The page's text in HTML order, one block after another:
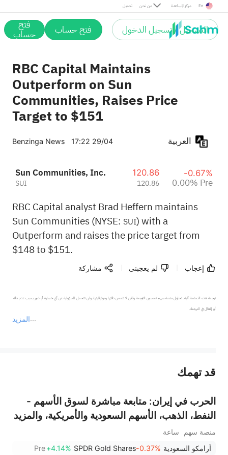
تحميل من نحن مركز المساعدة En
التسجيل / تسجيل الدخول فتح حساب فتح
حساب
RBC Capital Maintains
Outperform on Sun
Communities, Raises Price
Target to $151
Benzinga News 17:22 29/04
Sun Communities, Inc.
SUI
120.86
120.86
-0.67%
0.00% Pre
RBC Capital analyst Brad Heffern maintains
Sun Communities (NYSE: SUI) with a
Outperform and raises the price target from
$148 to $151.
إعجاب لم يعجبنى مشاركة
المزيد
ترجمة هذه الصفحة آلية. تحاول منصة سهم تحسين الترجمة ولكن لا تضمن دقتها وموثوقيتها، ولن تتحمل المسؤولية عن أي خسارة أو ضرر بسبب عدم دقة
أو إغفال في الترجمة.
عند الضرورة، يرجى استشارة مستشار استثمار محترف. لا تقدم منصة سهم أي مشورة استثمارية، ولا تقدم أي التزامات أو ضمانات.
قد تهمك
الحرب في إيران: متابعة مباشرة لسوق الأسهم -
النفط، الذهب، الأسهم السعودية والأمريكية، والمزيد
منصة سهم
ساعة
أرامكو السعودية -0.37%
SPDR Gold Shares
+4.14%
Pre